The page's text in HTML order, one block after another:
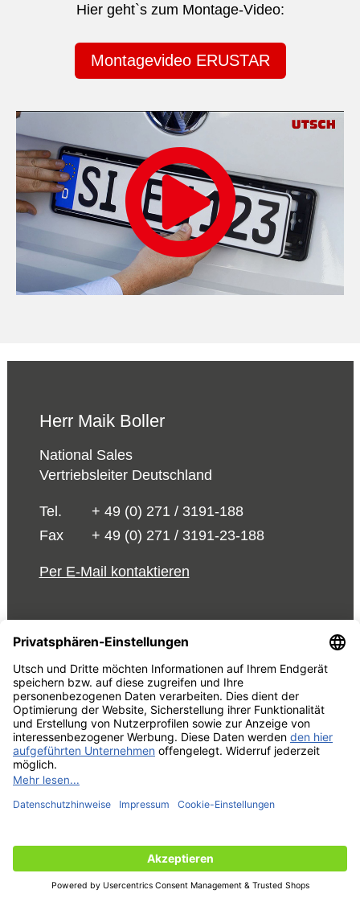
Hier geht`s zum Montage-Video:
Montagevideo ERUSTAR
Herr Maik Boller
National Sales
Vertriebsleiter Deutschland
Tel.
+ 49 (0) 271 / 3191-188
Fax
+ 49 (0) 271 / 3191-23-188
Per E-Mail kontaktieren
© 2026 UTSCH
AGB und Einkaufsbedingungen
Vorabinformationen Data
Act
Impressum
Datenschutzrechtliche Information
Cookie-Einstellungen bearbeiten